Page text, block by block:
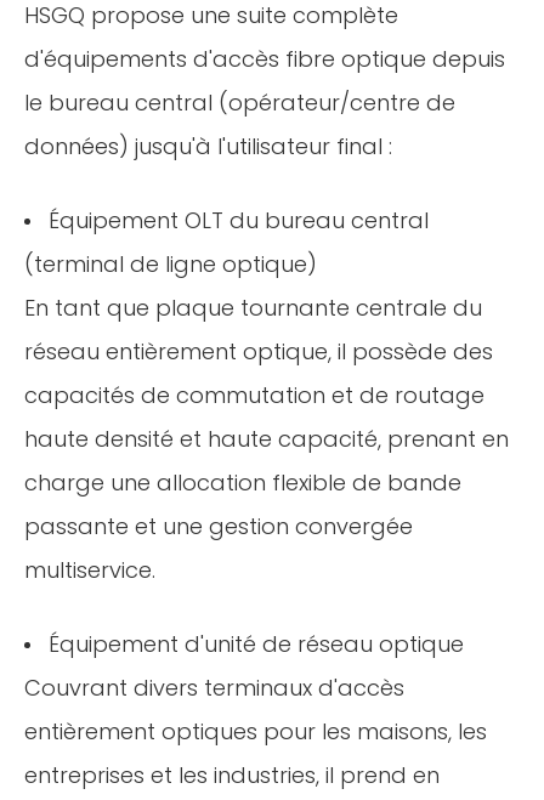
HSGQ propose une suite complète
d'équipements d'accès fibre optique depuis
le bureau central (opérateur/centre de
données) jusqu'à l'utilisateur final :
Équipement OLT du bureau central
(terminal de ligne optique)
En tant que plaque tournante centrale du
réseau entièrement optique, il possède des
capacités de commutation et de routage
haute densité et haute capacité, prenant en
charge une allocation flexible de bande
passante et une gestion convergée
multiservice.
Équipement d'unité de réseau optique
Couvrant divers terminaux d'accès
entièrement optiques pour les maisons, les
entreprises et les industries, il prend en